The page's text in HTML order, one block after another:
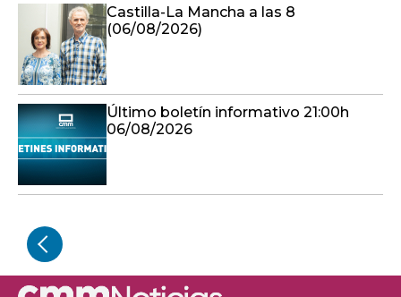
Castilla-La Mancha a las 8
(06/08/2026)
Último boletín informativo 21:00h
06/08/2026